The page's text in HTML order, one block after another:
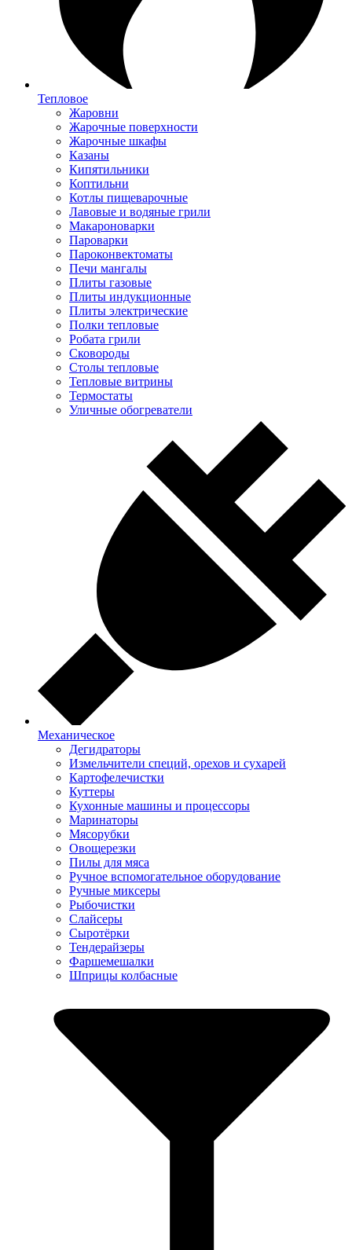
Тепловое
Жаровни
Жарочные поверхности
Жарочные шкафы
Казаны
Кипятильники
Коптильни
Котлы пищеварочные
Лавовые и водяные грили
Макароноварки
Пароварки
Пароконвектоматы
Печи мангалы
Плиты газовые
Плиты индукционные
Плиты электрические
Полки тепловые
Робата грили
Сковороды
Столы тепловые
Тепловые витрины
Термостаты
Уличные обогреватели
Механическое
Дегидраторы
Измельчители специй, орехов и сухарей
Картофелечистки
Куттеры
Кухонные машины и процессоры
Маринаторы
Мясорубки
Овощерезки
Пилы для мяса
Ручное вспомогательное оборудование
Ручные миксеры
Рыбочистки
Слайсеры
Сыротёрки
Тендерайзеры
Фаршемешалки
Шприцы колбасные